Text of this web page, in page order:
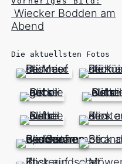
Wiecker Bodden am
Abend
Die aktuellsten Fotos